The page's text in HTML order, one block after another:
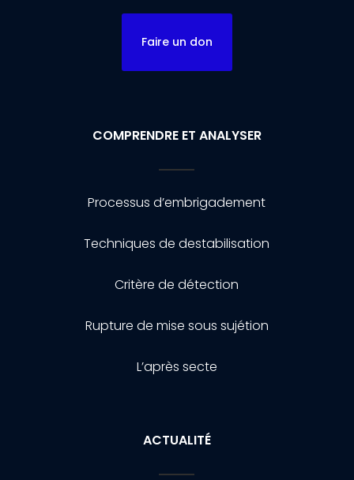
Faire un don
COMPRENDRE ET ANALYSER
Processus d’embrigadement
Techniques de destabilisation
Critère de détection
Rupture de mise sous sujétion
L’après secte
ACTUALITÉ